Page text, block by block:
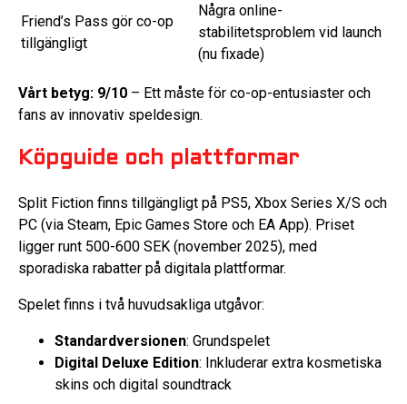
Friend’s Pass gör co-op
tillgängligt
Några online-
stabilitetsproblem vid launch
(nu fixade)
Vårt betyg: 9/10 – Ett måste för co-op-entusiaster och
fans av innovativ speldesign.
Köpguide och plattformar
Split Fiction finns tillgängligt på PS5, Xbox Series X/S och
PC (via Steam, Epic Games Store och EA App). Priset
ligger runt 500-600 SEK (november 2025), med
sporadiska rabatter på digitala plattformar.
Spelet finns i två huvudsakliga utgåvor:
Standardversionen: Grundspelet
Digital Deluxe Edition: Inkluderar extra kosmetiska
skins och digital soundtrack